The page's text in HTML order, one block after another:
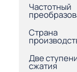
Частотный
Страна
Две
сжатия